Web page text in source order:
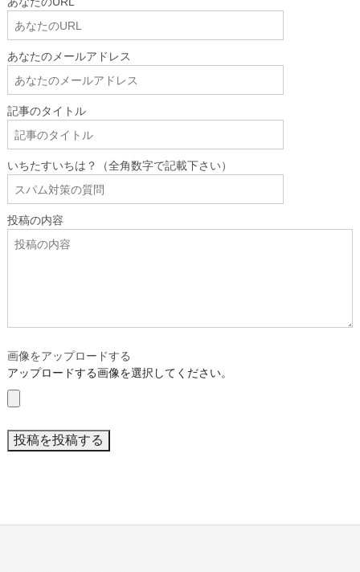
あなたのメールアドレス
記事のタイトル
いちたすいちは？（全角数字で記載下さい）
投稿の内容
画像をアップロードする
アップロードする画像を選択してください。